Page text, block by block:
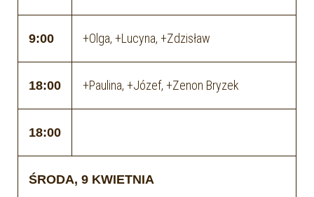
9:00 +Olga, +Lucyna, +Zdzisław
18:00 +Paulina, +Józef, +Zenon Bryzek
18:00
ŚRODA, 9 KWIETNIA